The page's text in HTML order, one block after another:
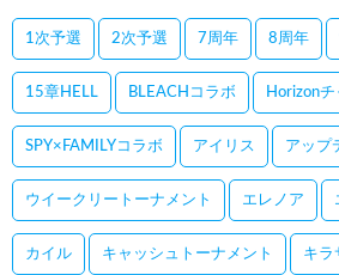
1次予選 2次予選 7周年 8周年
15章HELL BLEACHコラボ Horizon
SPY×FAMILYコラボ アイリス アップ
ウイークリートーナメント エレノア
カイル キャッシュトーナメント キラ